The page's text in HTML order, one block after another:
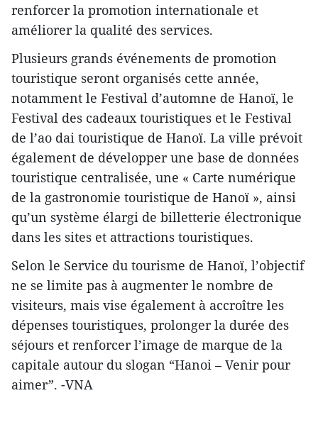
renforcer la promotion internationale et
améliorer la qualité des services.
Plusieurs grands événements de promotion
touristique seront organisés cette année,
notamment le Festival d’automne de Hanoï, le
Festival des cadeaux touristiques et le Festival
de l’ao dai touristique de Hanoï. La ville prévoit
également de développer une base de données
touristique centralisée, une « Carte numérique
de la gastronomie touristique de Hanoï », ainsi
qu’un système élargi de billetterie électronique
dans les sites et attractions touristiques.
Selon le Service du tourisme de Hanoï, l’objectif
ne se limite pas à augmenter le nombre de
visiteurs, mais vise également à accroître les
dépenses touristiques, prolonger la durée des
séjours et renforcer l’image de marque de la
capitale autour du slogan “Hanoi – Venir pour
aimer”. -VNA